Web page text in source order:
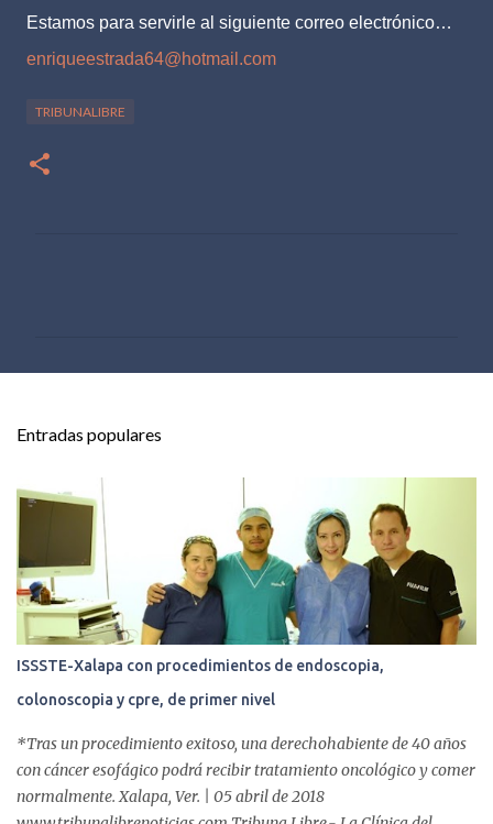
Estamos para servirle al siguiente correo electrónico…
enriqueestrada64@hotmail.com
TRIBUNALIBRE
s
Entradas populares
ISSSTE-Xalapa con procedimientos de endoscopia,
colonoscopia y cpre, de primer nivel
*Tras un procedimiento exitoso, una derechohabiente de 40 años
con cáncer esofágico podrá recibir tratamiento oncológico y comer
normalmente. Xalapa, Ver. | 05 abril de 2018